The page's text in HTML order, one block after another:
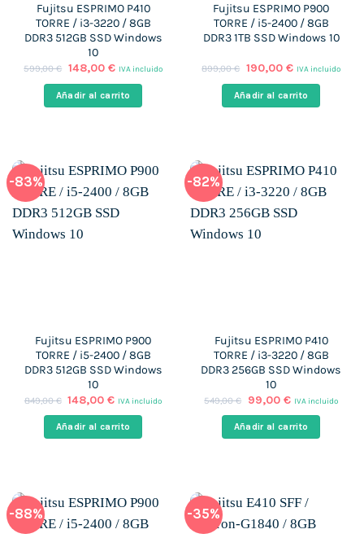
Fujitsu ESPRIMO P410
TORRE / i3-3220 / 8GB
DDR3 512GB SSD Windows
10
599,00€ El
original
era:
148,00 €El
actual
es:
IVA incluido
Añadir al carrito
Fujitsu ESPRIMO P900
TORRE / i5-2400 / 8GB
DDR3 1TB SSD Windows 10
899,00€ El
original
era:
190,00 €El
actual
es:
IVA incluido
Añadir al carrito
-83%
Fujitsu ESPRIMO P900
TORRE / i5-2400 / 8GB
DDR3 512GB SSD Windows
10
849,00€ El
original
era:
148,00€El
actual
es:
IVA incluido
Añadir al carrito
-82%
Fujitsu ESPRIMO P410
TORRE / i3-3220 / 8GB
DDR3 256GB SSD Windows
10
549,00€
El
original
era:
99,00 €El
actual
es:
IVA incluido
Añadir al carrito
-88% -35%